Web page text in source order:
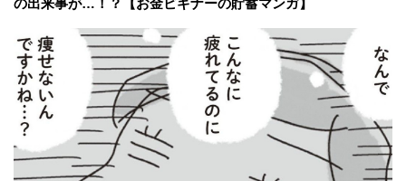
の出来事が…！？【お金ビギナーの貯蓄マンガ】